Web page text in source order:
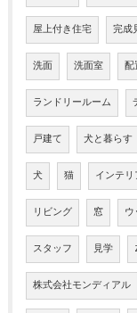
屋上付き住宅 完成
洗面 洗面室 配
ランドリールーム
戸建て 犬と暮らす
犬 猫 インテリ
リビング 窓
スタッフ 見学
株式会社モンディアル